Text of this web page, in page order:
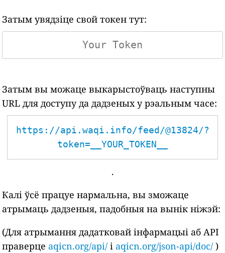
Затым увядзіце свой токен тут:
Затым вы можаце выкарыстоўваць наступны
URL для доступу да дадзеных у рэальным часе:
https://api.waqi.info/feed/@13824/?
token=__YOUR_TOKEN__
.
Калі ўсё працуе нармальна, вы зможаце
атрымаць дадзеныя, падобныя на вынік ніжэй:
(Для атрымання дадатковай інфармацыі аб API
праверце aqicn.org/api/ і aqicn.org/json-api/doc/ )